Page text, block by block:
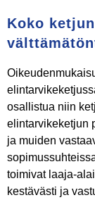
Koko
osallistua niin
elintarvikeketjun
ja muiden
toimivat laaja-
kestävästi ja